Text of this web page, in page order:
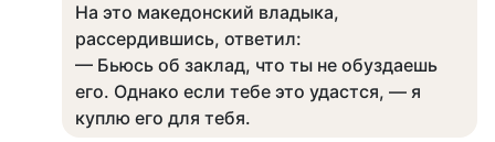
На это македонский владыка,
рассердившись, ответил:
— Бьюсь об заклад, что ты не обуздаешь
его. Однако если тебе это удастся, — я
куплю его для тебя.